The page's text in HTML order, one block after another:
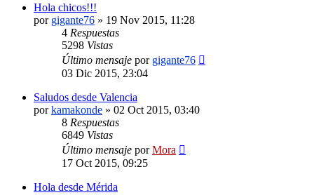
Hola chicos!!!
por gigante76 » 19 Nov 2015, 11:28
4 Respuestas
5298 Vistas
Último mensaje por gigante76
03 Dic 2015, 23:04
Saludos desde Valencia
porkamakonde » 02 Oct 2015, 03:40
8 Respuestas
6849 Vistas
Último mensaje porMora
17 Oct 2015, 09:25
Hola desde Mérida